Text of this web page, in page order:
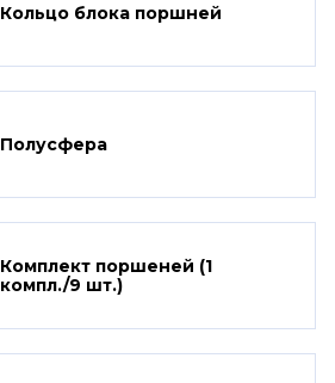
Кольцо блока поршней
Полусфера
Комплект поршеней (1
компл./9 шт.)